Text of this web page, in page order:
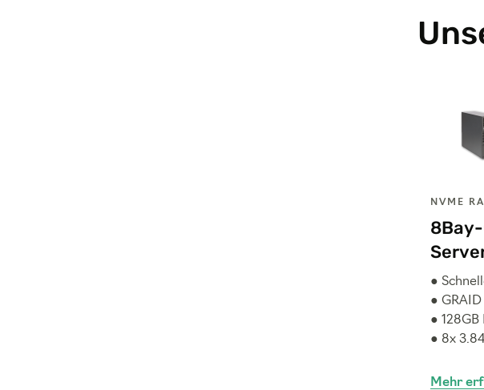
NVME
8Bay-
●
● GRAID
● 128GB
● 8x
Mehr